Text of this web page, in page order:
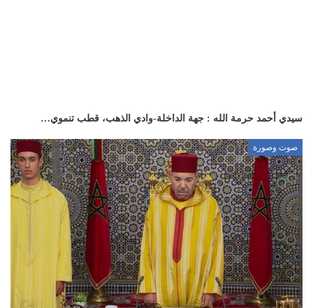
سيدي أحمد حرمة الله : جهة الداخلة-وادي الذهب، قطب تنموي…
صوت وصورة